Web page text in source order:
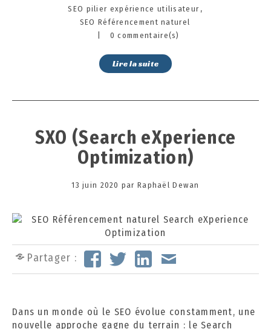
Categories
SEO pilier expérience utilisateur
SEO Référencement naturel
0 commentaire(s)
Lire la suite
SXO (Search eXperience
Optimization)
Posted
13 juin 2020 1
c
t
o
b
0
parRaphaël Dewan
Partager :
Dans un monde où le SEO évolue constamment, une
nouvelle approche gagne du terrain : le Search